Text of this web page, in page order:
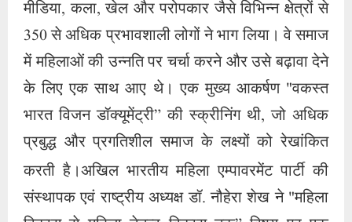
मीडिया, कला, खेल और परोपकार जैसे विभिन्न क्षेत्रों से
350 से अधिक प्रभावशाली लोगों ने भाग लिया। वे समाज
में महिलाओं की उन्नति पर चर्चा करने और उसे बढ़ावा देने
के लिए एक साथ आए थे। एक मुख्य आकर्षण "वकस्त
भारत विजन डॉक्यूमेंट्री” की स्क्रीनिंग थी, जो अधिक
प्रबुद्ध और प्रगतिशील समाज के लक्ष्यों को रेखांकित
करती है।अखिल भारतीय महिला एम्पावरमेंट पार्टी की
संस्थापक एवं राष्ट्रीय अध्यक्ष डॉ. नौहेरा शेख ने "महिला